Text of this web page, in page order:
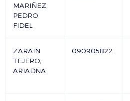
MARIÑEZ,
PEDRO
FIDEL
ZARAIN
TEJERO,
ARIADNA
090905822